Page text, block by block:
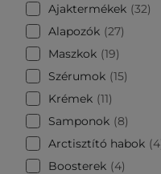
Ajaktermékek 32
Alapozók 27
Maszkok 19
Szérumok 15
Krémek 11
Samponok 8
Arctisztító habok
4
Boosterek
4